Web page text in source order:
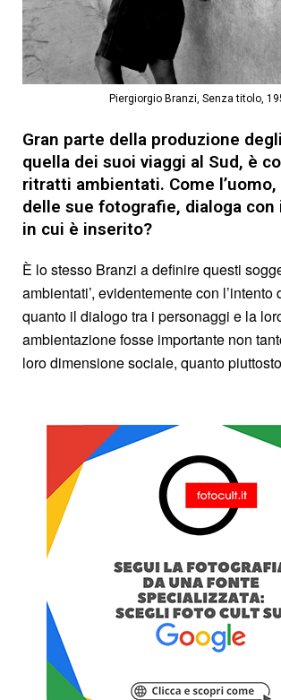
Piergiorgio Branzi, Senza titolo,
Gran parte della produzione
quella dei suoi viaggi al Sud, è
ritratti ambientati. Come
delle sue fotografie, dialoga
in cui è inserito?
È lo stesso Branzi a definire questi
ambientati’, evidentemente con
quanto il dialogo tra i personaggi e la
ambientazione fosse importante non
loro dimensione sociale, quanto